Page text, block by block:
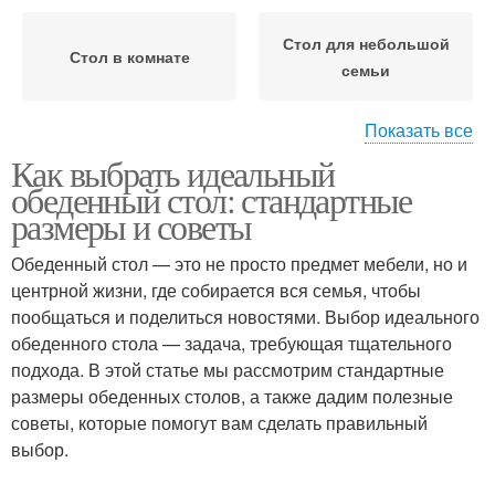
Стол в комнате
Стол для небольшой
семьи
Стол для маленькой
Решения для
обеденных столов
Стол для большого
количества
Стол в зависимости
Кухонный стол Овальные столы
Показать все
Как выбрать идеальный
обеденный стол: стандартные
размеры и советы
Обеденный стол — это не просто предмет мебели, но и
центрной жизни, где собирается вся семья, чтобы
пообщаться и поделиться новостями. Выбор идеального
обеденного стола — задача, требующая тщательного
подхода. В этой статье мы рассмотрим стандартные
размеры обеденных столов, а также дадим полезные
советы, которые помогут вам сделать правильный
выбор.